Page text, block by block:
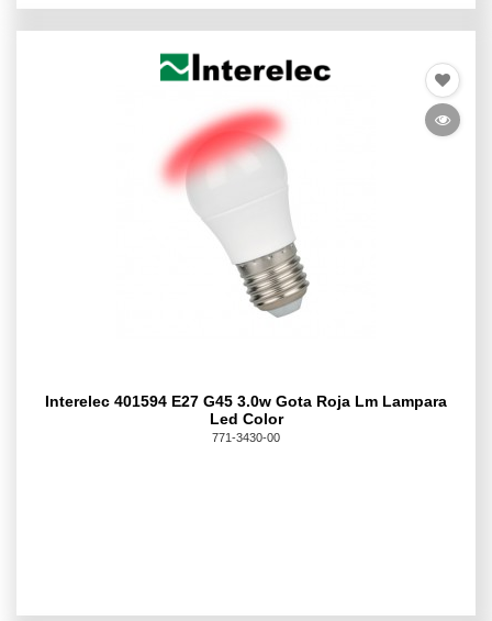
Interelec 401594 E27 G45 3.0w Gota Roja Lm Lampara
Led Color
771-3430-00